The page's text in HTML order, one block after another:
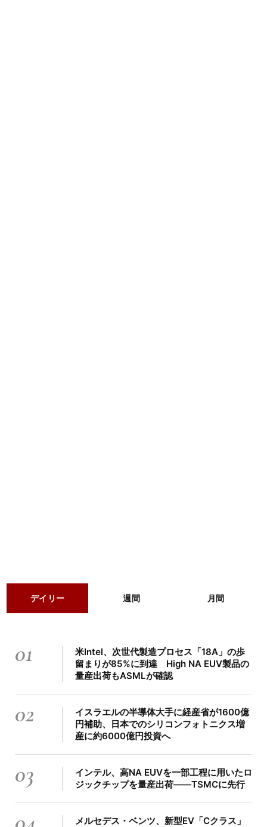
デイリー 週間 月間
01
米Intel、次世代製造プロセス「18A」の歩
留まりが85%に到達 High NA EUV製品の
量産出荷もASMLが確認
02
イスラエルの半導体大手に経産省が1600億
円補助、日本でのシリコンフォトニクス増
産に約6000億円投資へ
03
インテル、高NA EUVを一部工程に用いたロ
ジックチップを量産出荷――TSMCに先行
メルセデス・ベンツ、新型EV「Cクラス」